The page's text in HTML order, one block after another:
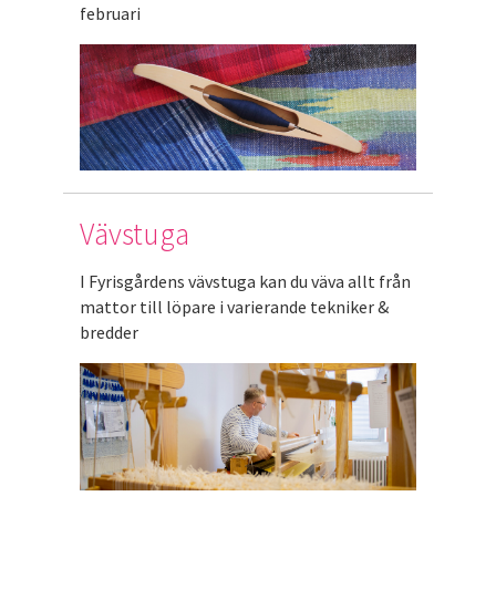
februari
Vävstuga
I Fyrisgårdens vävstuga kan du väva allt från
mattor till löpare i varierande tekniker &
bredder